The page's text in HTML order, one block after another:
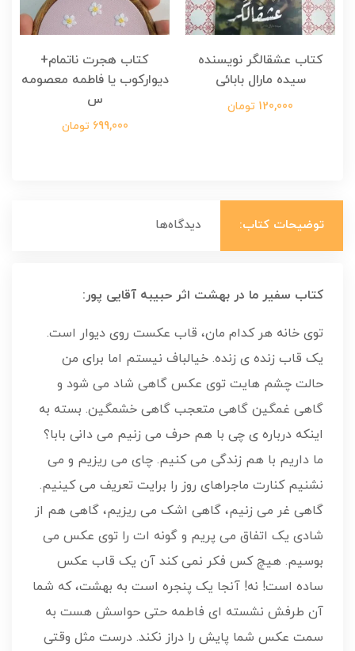
کتاب عشقالگر نویسنده
سیده مارال بابائی
120,000 تومان
کتاب هجرت ناتمام+
دیوارکوب یا فاطمه معصومه
س
699,000 تومان
توضیحات کتاب: دیدگاه‌ها
کتاب سفیر ما در بهشت اثر حبیبه آقایی پور:
توی خانه هر کدام مان، قاب عکست روی دیوار است.
یک قاب زنده ی زنده. خیالباف نیستم اما برای من
حالت چشم هایت توی عکس گاهی شاد می شود و
گاهی غمگین گاهی متعجب گاهی خشمگین. بسته به
اینکه درباره ی چی با هم حرف می زنیم می دانی بابا؟
ما داریم با هم زندگی می کنیم. چای می ریزیم و می
نشنیم کنارت ماجراهای روز را برایت تعریف می کینیم.
گاهی غر می زنیم، گاهی اشک می ریزیم، گاهی هم از
شادی یک اتفاق می پریم و گونه ات را توی عکس می
بوسیم. هیچ کس فکر نمی کند آن یک قاب عکس
ساده است! نه! آنجا یک پنجره است به بهشت، که شما
آن طرفش نشسته ای فاطمه حتی حواسش هست به
سمت عکس شما پایش را دراز نکند. درست مثل وقتی